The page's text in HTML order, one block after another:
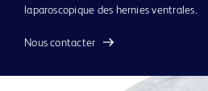
laparoscopique des hernies ventrales.
Nous contacter